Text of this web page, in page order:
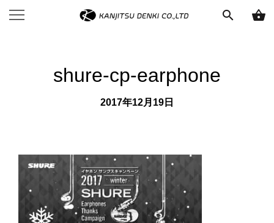
search shopping_basket
shure-cp-earphone
2017年12月19日